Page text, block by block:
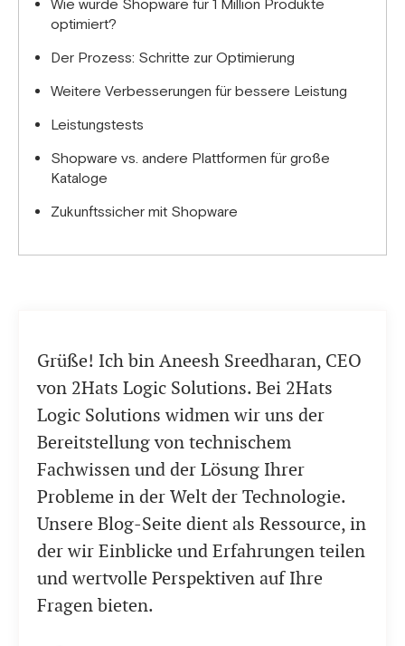
Wie wurde Shopware für 1 Million Produkte
optimiert?
Der Prozess: Schritte zur Optimierung
Weitere Verbesserungen für bessere Leistung
Leistungstests
Shopware vs. andere Plattformen für große
Kataloge
Zukunftssicher mit Shopware
Grüße! Ich bin Aneesh Sreedharan, CEO
von 2Hats Logic Solutions. Bei 2Hats
Logic Solutions widmen wir uns der
Bereitstellung von technischem
Fachwissen und der Lösung Ihrer
Probleme in der Welt der Technologie.
Unsere Blog-Seite dient als Ressource, in
der wir Einblicke und Erfahrungen teilen
und wertvolle Perspektiven auf Ihre
Fragen bieten.